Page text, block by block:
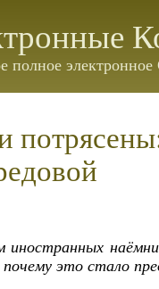
полное
это стало